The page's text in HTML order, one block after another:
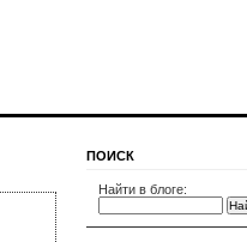
ПОИСК
Найти в блоге: